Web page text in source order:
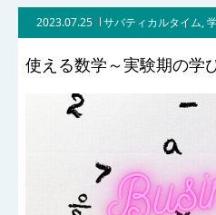
2023.07.25 サバティカルタイム,
使える数学～実験期の学
実績
コラム一覧
お問合せ